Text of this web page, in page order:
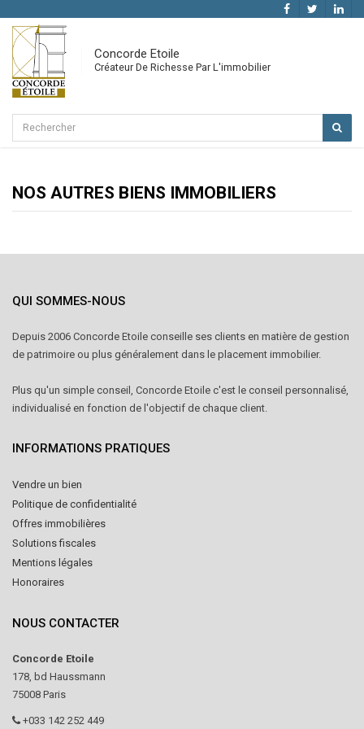
Concorde Etoile
Créateur De Richesse Par L'immobilier
NOS AUTRES BIENS IMMOBILIERS
QUI SOMMES-NOUS
Depuis 2006 Concorde Etoile conseille ses clients en matière de gestion
de patrimoire ou plus généralement dans le placement immobilier.
Plus qu'un simple conseil, Concorde Etoile c'est le conseil personnalisé,
individualisé en fonction de l'objectif de chaque client.
INFORMATIONS PRATIQUES
Vendre un bien
Politique de confidentialité
Offres immobilières
Solutions fiscales
Mentions légales
Honoraires
NOUS CONTACTER
Concorde Etoile
178, bd Haussmann
75008 Paris
+033 142 252 449